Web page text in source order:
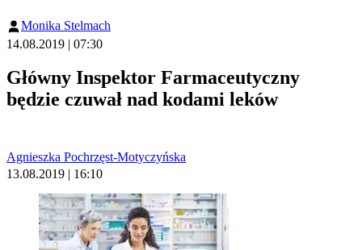
Monika Stelmach
14.08.2019 | 07:30
Główny Inspektor Farmaceutyczny
będzie czuwał nad kodami leków
Agnieszka Pochrzęst-Motyczyńska
13.08.2019 | 16:10